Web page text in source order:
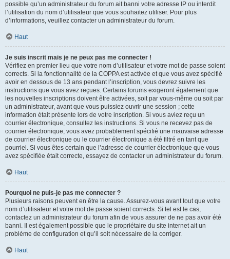
possible qu’un administrateur du forum ait banni votre adresse IP ou interdit
l’utilisation du nom d’utilisateur que vous souhaitez utiliser. Pour plus
d’informations, veuillez contacter un administrateur du forum.
Haut
Je suis inscrit mais je ne peux pas me connecter !
Vérifiez en premier lieu que votre nom d’utilisateur et votre mot de passe soient
corrects. Si la fonctionnalité de la COPPA est activée et que vous avez spécifié
avoir en dessous de 13 ans pendant l’inscription, vous devrez suivre les
instructions que vous avez reçues. Certains forums exigeront également que
les nouvelles inscriptions doivent être activées, soit par vous-même ou soit par
un administrateur, avant que vous puissiez ouvrir une session ; cette
information était présente lors de votre inscription. Si vous aviez reçu un
courrier électronique, consultez les instructions. Si vous ne recevez pas de
courrier électronique, vous avez probablement spécifié une mauvaise adresse
de courrier électronique ou le courrier électronique a été filtré en tant que
pourriel. Si vous êtes certain que l’adresse de courrier électronique que vous
avez spécifiée était correcte, essayez de contacter un administrateur du forum.
Haut
Pourquoi ne puis-je pas me connecter ?
Plusieurs raisons peuvent en être la cause. Assurez-vous avant tout que votre
nom d’utilisateur et votre mot de passe soient corrects. Si tel est le cas,
contactez un administrateur du forum afin de vous assurer de ne pas avoir été
banni. Il est également possible que le propriétaire du site internet ait un
problème de configuration et qu’il soit nécessaire de la corriger.
Haut